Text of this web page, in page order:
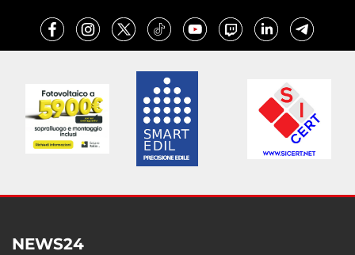
NEWS24